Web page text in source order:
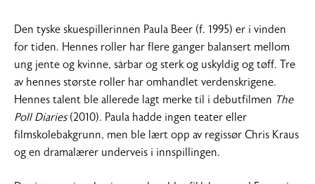
2019
Den tyske skuespillerinnen Paula Beer (f. 1995) er i vinden
for tiden. Hennes roller har flere ganger balansert mellom
ung jente og kvinne, sårbar og sterk og uskyldig og tøff. Tre
av hennes største roller har omhandlet verdenskrigene.
Hennes talent ble allerede lagt merke til i debutfilmen The
Poll Diaries(2010). Paula hadde ingen teater eller
filmskolebakgrunn, men ble lært opp av regissør Chris Kraus
og en dramalærer underveis i innspillingen.